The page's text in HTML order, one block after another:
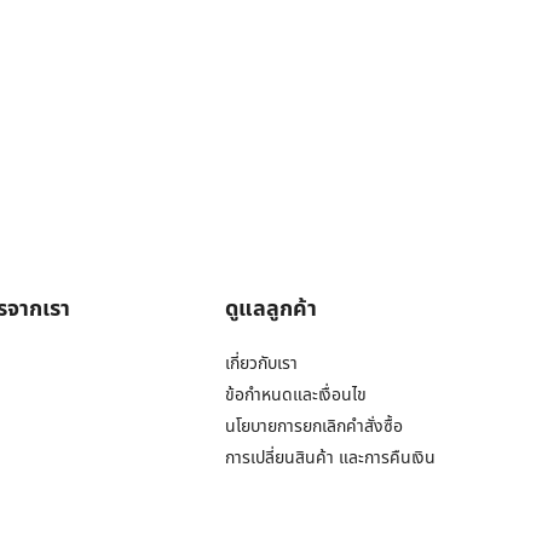
ากเรา ดูแลลูกค้า
เกี่ยวกับเรา
ข้อกำหนดและเงื่อนไข
นโยบายการยกเลิกคำสั่งซื้อ
การเปลี่ยนสินค้า และการคืนเงิน